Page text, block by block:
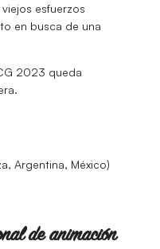
esfuerzos
en busca de una
2023 queda
Argentina, México)
de animación